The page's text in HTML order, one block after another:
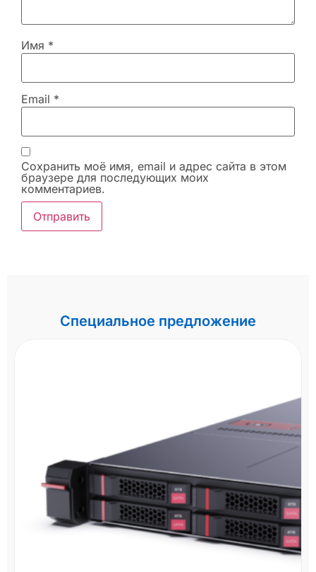
Имя *
Email *
Сохранить моё имя, email и адрес сайта в этом
браузере для последующих моих
комментариев.
Специальное предложение